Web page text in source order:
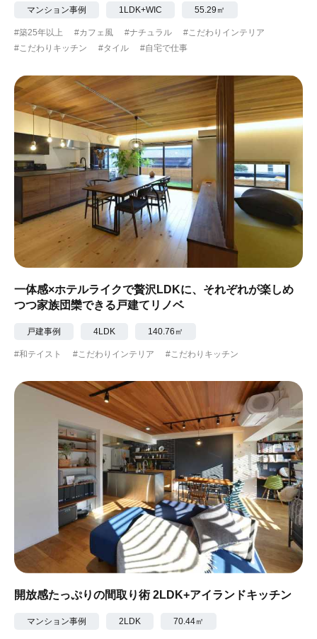
マンション事例 1LDK+WIC 55.29㎡
#築25年以上 #カフェ風 #ナチュラル
#こだわりインテリア
#こだわりキッチン
#タイル #自宅で仕事
一体感×ホテルライクで贅沢LDKに、それぞれが楽しめ
つつ家族団欒できる戸建てリノベ
戸建事例 4LDK 140.76㎡
#和テイスト #こだわりインテリア #こだわりキッチン
開放感たっぷりの間取り術 2LDK+アイランドキッチン
マンション事例 2LDK 70.44㎡